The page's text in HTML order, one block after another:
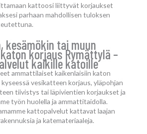
kattoosi liittyvät korjaukset
parhaan mahdollisen tuloksen
kesämökin tai muun
korjaus Rymättylä –
kaikille katoille
ammattilaiset kaikenlaisiin katon
vesikatteen korjaus, yläpohjan
tiivistys tai läpivientien korjaukset ja
työn huolella ja ammattitaidolla.
kattopalvelut kattavat laajan
ja katemateriaaleja.